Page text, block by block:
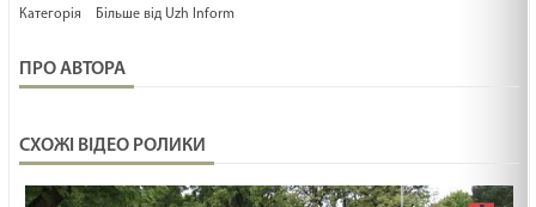
МАШИНА ЧАСУ /1501/ Майтеся файно
Категорія Більше від Uzh Inform
ПРО АВТОРА
СХОЖІ ВІДЕО РОЛИКИ